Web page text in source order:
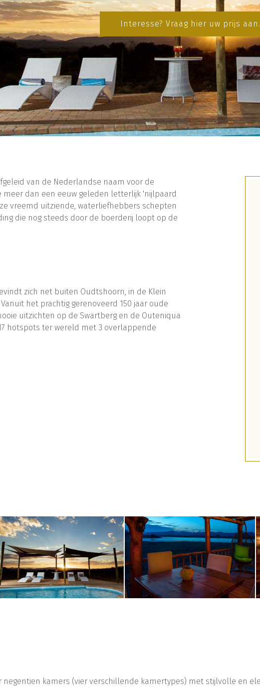
Interesse? Vraag hier uw prijs aan.
van de Nederlandse naam voor de
meer dan een eeuw geleden letterlijk 'nijlpaard
vreemd uitziende, waterliefhebbers schepten
die nog steeds door de boerderij loopt op de
zich net buiten Oudtshoorn, in de Klein
het prachtig gerenoveerd 150 jaar oude
uitzichten op de Swartberg en de Outeniqua
hotspots ter wereld met 3 overlappende
negentien kamers (vier verschillende kamertypes) met stijlvolle en